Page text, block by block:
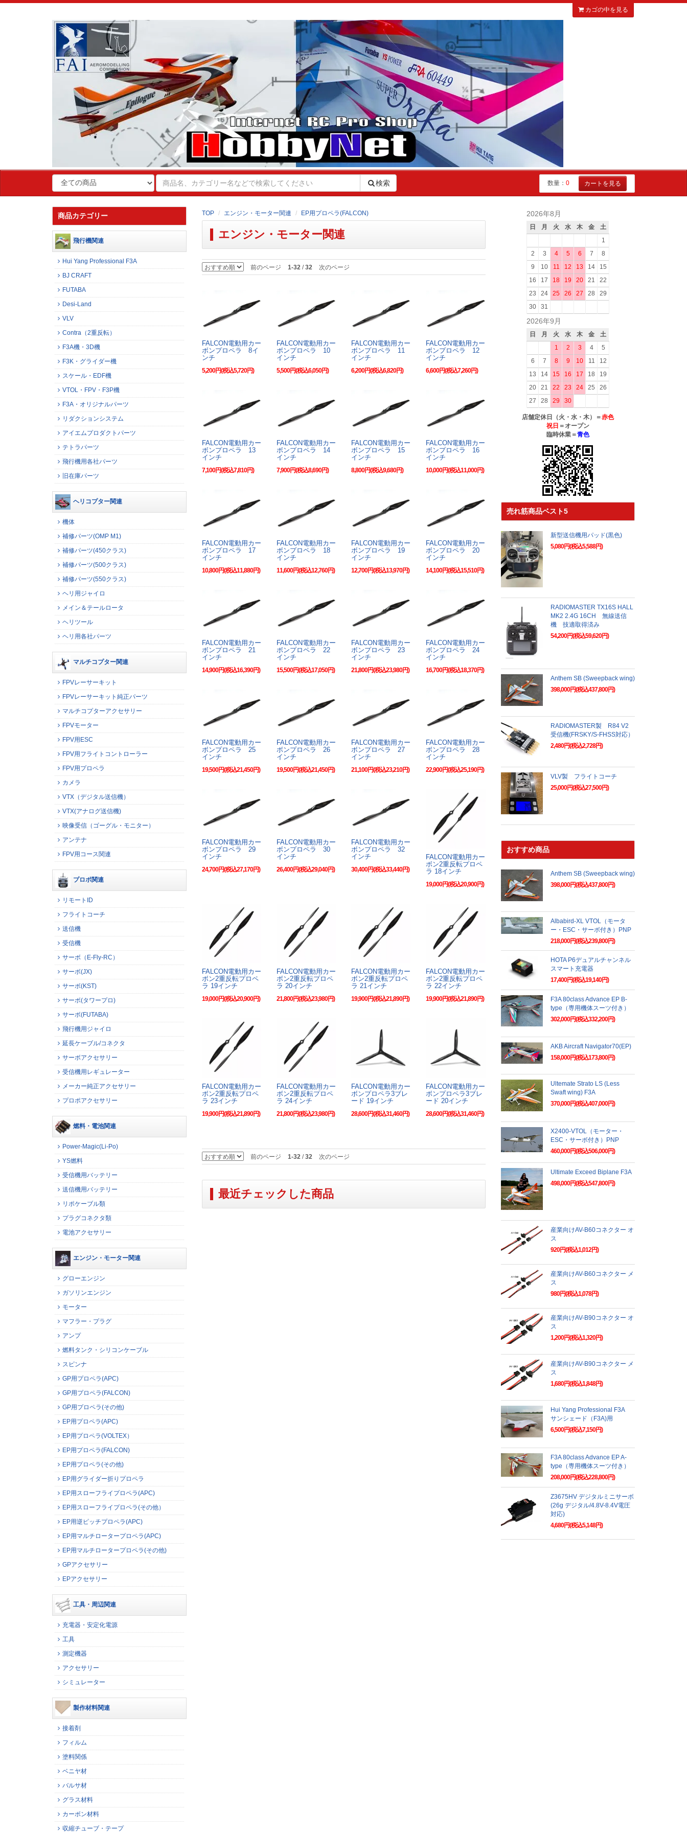
カゴの中を見る
検索 数量： 0 カートを見る
TOP エンジン・モーター関連 EP用プロペラ(FALCON)
エンジン・モーター関連
前のページ 1-32 /32 次のページ
FALCON電動用カー
ボンプロペラ 8イ
ンチ
5,200円(税込5,720円)
FALCON電動用カー
ボンプロペラ 10
インチ
5,500円(税込6,050円)
FALCON電動用カー
ボンプロペラ 11
インチ
6,200円(税込6,820円)
FALCON電動用カー
ボンプロペラ 12
インチ
6,600円(税込7,260円)
FALCON電動用カー
ボンプロペラ 13
インチ
7,100円(税込7,810円)
FALCON電動用カー
ボンプロペラ 14
インチ
7,900円(税込8,690円)
FALCON電動用カー
ボンプロペラ 15
インチ
8,800円(税込9,680円)
FALCON電動用カー
ボンプロペラ 16
インチ
10,000円(税込11,000円)
FALCON電動用カー
ボンプロペラ 17
インチ
10,800円(税込11,880円)
FALCON電動用カー
ボンプロペラ 18
インチ
11,600円(税込12,760円)
FALCON電動用カー
ボンプロペラ 19
インチ
12,700円(税込13,970円)
FALCON電動用カー
ボンプロペラ 20
インチ
14,100円(税込15,510円)
FALCON電動用カー
ボンプロペラ 21
インチ
14,900円(税込16,390円)
FALCON電動用カー
ボンプロペラ 22
インチ
15,500円(税込17,050円)
FALCON電動用カー
ボンプロペラ 23
インチ
21,800円(税込23,980円)
FALCON電動用カー
ボンプロペラ 24
インチ
16,700円(税込18,370円)
FALCON電動用カー
ボンプロペラ 25
インチ
19,500円(税込21,450円)
FALCON電動用カー
ボンプロペラ 26
インチ
19,500円(税込21,450円)
FALCON電動用カー
ボンプロペラ 27
インチ
21,100円(税込23,210円)
FALCON電動用カー
ボンプロペラ 28
インチ
22,900円(税込25,190円)
FALCON電動用カー
ボンプロペラ 29
インチ
24,700円(税込27,170円)
FALCON電動用カー
ボンプロペラ 30
インチ
26,400円(税込29,040円)
FALCON電動用カー
ボンプロペラ 32
インチ
30,400円(税込33,440円)
FALCON電動用カー
ボン2重反転プロペ
ラ 18インチ
19,000円(税込20,900円)
FALCON電動用カー
ボン2重反転プロペ
ラ 19インチ
19,000円(税込20,900円)
FALCON電動用カー
ボン2重反転プロペ
ラ 20インチ
21,800円(税込23,980円)
FALCON電動用カー
ボン2重反転プロペ
ラ 21インチ
19,900円(税込21,890円)
FALCON電動用カー
ボン2重反転プロペ
ラ 22インチ
19,900円(税込21,890円)
FALCON電動用カー
ボン2重反転プロペ
ラ 23インチ
19,900円(税込21,890円)
FALCON電動用カー
ボン2重反転プロペ
ラ 24インチ
21,800円(税込23,980円)
FALCON電動用カー
ボンプロペラ3ブレ
ード 19インチ
28,600円(税込31,460円)
FALCON電動用カー
ボンプロペラ3ブレ
ード 20インチ
28,600円(税込31,460円)
前のページ 1-32 /32 次のページ
最近チェックした商品
商品カテゴリー
飛行機関連
Hui Yang Professional F3A
BJ CRAFT
FUTABA
Desi-Land
VLV
Contra（2重反転）
F3A機・3D機
F3K・グライダー機
スケール・EDF機
VTOL・FPV・F3P機
F3A・オリジナルパーツ
リダクションシステム
アイエムプロダクトパーツ
テトラパーツ
飛行機用各社パーツ
旧在庫パーツ
ヘリコプター関連
機体
補修パーツ(OMP M1)
補修パーツ(450クラス)
補修パーツ(500クラス)
補修パーツ(550クラス)
ヘリ用ジャイロ
メイン＆テールロータ
ヘリツール
ヘリ用各社パーツ
マルチコプター関連
FPVレーサーキット
FPVレーサーキット純正パーツ
マルチコプターアクセサリー
FPVモーター
FPV用ESC
FPV用フライトコントローラー
FPV用プロペラ
カメラ
VTX（デジタル送信機）
VTX(アナログ送信機)
映像受信（ゴーグル・モニター）
アンテナ
FPV用コース関連
プロポ関連
リモートID
フライトコーチ
送信機
受信機
サーボ（E-Fly-RC）
サーボ(JX)
サーボ(KST)
サーボ(タワープロ)
サーボ(FUTABA)
飛行機用ジャイロ
延長ケーブル/コネクタ
サーボアクセサリー
受信機用レギュレーター
メーカー純正アクセサリー
プロポアクセサリー
燃料・電池関連
Power-Magic(Li-Po)
YS燃料
受信機用バッテリー
送信機用バッテリー
リポケーブル類
プラグコネクタ類
電池アクセサリー
エンジン・モーター関連
グローエンジン
ガソリンエンジン
モーター
マフラー・プラグ
アンプ
燃料タンク・シリコンケーブル
スピンナ
GP用プロペラ(APC)
GP用プロペラ(FALCON)
GP用プロペラ(その他)
EP用プロペラ(APC)
EP用プロペラ(VOLTEX）
EP用プロペラ(FALCON)
EP用プロペラ(その他)
EP用グライダー折りプロペラ
EP用スローフライプロペラ(APC)
EP用スローフライプロペラ(その他）
EP用逆ピッチプロペラ(APC)
EP用マルチロータープロペラ(APC)
EP用マルチロータープロペラ(その他)
GPアクセサリー
EPアクセサリー
工具・周辺関連
充電器・安定化電源
工具
測定機器
アクセサリー
シミュレーター
製作材料関連
接着剤
フィルム
塗料関係
ベニヤ材
バルサ材
グラス材料
カーボン材料
収縮チューブ・テープ
2026年8月
日 月 火 水 木 金
土
1
2
3 4 5 6 7
8
9
10 11 12 13 14
15
16
17 18 19 20 21
22
23
24 25 26 27 28
29
30
31
2026年9月
日 月 火 水 木 金
土
1
2 3 4
5
6
7 8 9 10 11
12
13
14 15 16 17 18
19
20
21 22 23 24 25
26
27
28 29 30
店舗定休日（火・水・木）＝赤色
祝日 ＝オープン
臨時休業＝青色
売れ筋商品ベスト5
新型送信機用パッド(黒色)
5,080円(税込5,588円)
RADIOMASTER TX16S HALL
MK2 2.4G 16CH 無線送信
機 技適取得済み
54,200円(税込59,620円)
Anthem SB (Sweepback wing)
398,000円(税込437,800円)
RADIOMASTER製 R84 V2
受信機(FRSKY/S-FHSS対応）
2,480円(税込2,728円)
VLV製 フライトコーチ
25,000円(税込27,500円)
おすすめ商品
Anthem SB (Sweepback wing)
398,000円(税込437,800円)
Albabird-XL VTOL（モータ
ー・ESC・サーボ付き）PNP
218,000円(税込239,800円)
HOTA P6デュアルチャンネル
スマート充電器
17,400円(税込19,140円)
F3A 80class Advance EP B-
type（専用機体スーツ付き）
302,000円(税込332,200円)
AKB Aircraft Navigator70(EP)
158,000円(税込173,800円)
Ultemate Strato LS (Less
Swaft wing) F3A
370,000円(税込407,000円)
X2400-VTOL（モーター・
ESC・サーボ付き）PNP
460,000円(税込506,000円)
Ultimate Exceed Biplane F3A
498,000円(税込547,800円)
産業向けAV-B60コネクター オ
ス
920円(税込1,012円)
産業向けAV-B60コネクター メ
ス
980円(税込1,078円)
産業向けAV-B90コネクター オ
ス
1,200円(税込1,320円)
産業向けAV-B90コネクター メ
ス
1,680円(税込1,848円)
Hui Yang Professional F3A
サンシェード（F3A)用
6,500円(税込7,150円)
F3A 80class Advance EP A-
type（専用機体スーツ付き）
208,000円(税込228,800円)
Z3675HV デジタルミニサーボ
(26g デジタル/4.8V-8.4V電圧
対応)
4,680円(税込5,148円)